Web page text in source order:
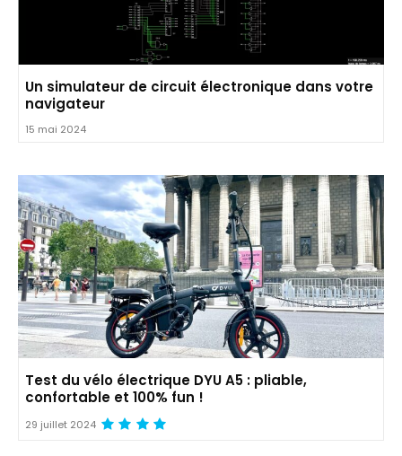
Un simulateur de circuit électronique dans votre
navigateur
15 mai 2024
Test du vélo électrique DYU A5 : pliable,
confortable et 100% fun !
29 juillet 2024